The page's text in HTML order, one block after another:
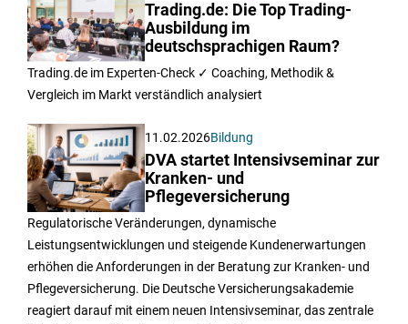
Trading.de: Die Top Trading-
Ausbildung im
deutschsprachigen Raum?
Trading.de im Experten-Check ✓ Coaching, Methodik &
Vergleich im Markt verständlich analysiert
11.02.2026Bildung
DVA startet Intensivseminar zur
Kranken- und
Pflegeversicherung
Regulatorische Veränderungen, dynamische
Leistungsentwicklungen und steigende Kundenerwartungen
erhöhen die Anforderungen in der Beratung zur Kranken- und
Pflegeversicherung. Die Deutsche Versicherungsakademie
reagiert darauf mit einem neuen Intensivseminar, das zentrale